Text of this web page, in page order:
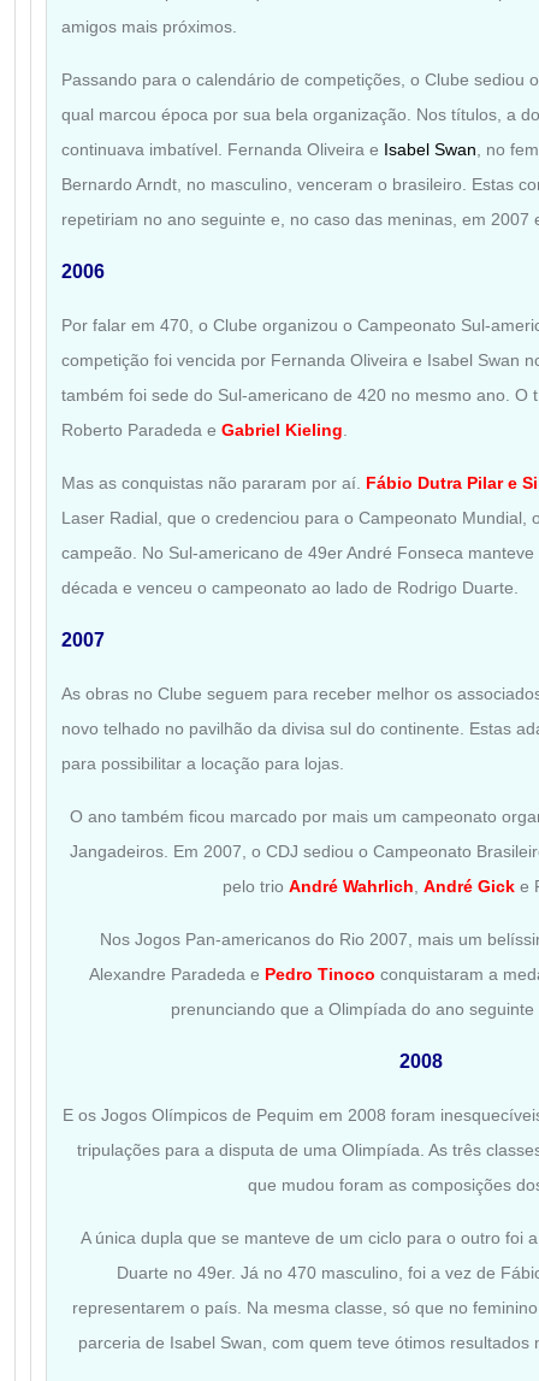
amigos mais próximos.
Passando para o calendário de competições, o Clube sediou
qual marcou época por sua bela organização. Nos títulos, a
continuava imbatível. Fernanda Oliveira e Isabel Swan , no
Bernardo Arndt, no masculino, venceram o brasileiro. Estas
repetiriam no ano seguinte e, no caso das meninas, em 2007
2006
Por falar em 470, o Clube organizou o Campeonato Sul-
competição foi vencida por Fernanda Oliveira e Isabel Swan
também foi sede do Sul-americano de 420 no mesmo ano. O
Roberto Paradeda e Gabriel Kieling
Mas as conquistas não pararam por aí. Fábio Dutra Pilar e
Laser Radial, que o credenciou para o Campeonato Mundial,
campeão. No Sul-americano de 49er André Fonseca
década e venceu o campeonato ao lado de Rodrigo Duarte.
2007
As obras no Clube seguem para receber melhor os
novo telhado no pavilhão da divisa sul do continente. Estas
para possibilitar a locação para lojas.
O ano também ficou marcado por mais um campeonato
Jangadeiros. Em 2007, o CDJ sediou o Campeonato
pelo trio André Wahrlich André Gick e
Nos Jogos Pan-americanos do Rio 2007, mais um
Alexandre Paradeda e Pedro Tinoco conquistaram a
prenunciando que a Olimpíada do ano
2008
E os Jogos Olímpicos de Pequim em 2008 foram
tripulações para a disputa de uma Olimpíada. As três
que mudou foram as composições
A única dupla que se manteve de um ciclo para o outro foi
Duarte no 49er. Já no 470 masculino, foi a vez de
representarem o país. Na mesma classe, só que no
parceria de Isabel Swan, com quem teve ótimos